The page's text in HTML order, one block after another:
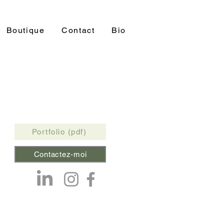
Boutique Contact Bio
Portfolio (pdf)
Contactez-moi